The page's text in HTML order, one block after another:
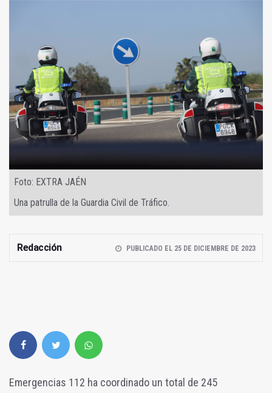
Foto: EXTRA JAÉN
Una patrulla de la Guardia Civil de Tráfico.
Redacción PUBLICADO EL 25 DE DICIEMBRE DE 2023
Emergencias 112 ha coordinado un total de 245